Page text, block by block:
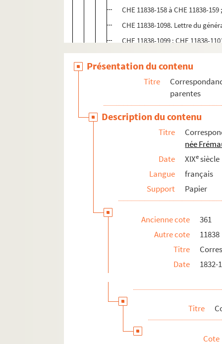
CHE 11838-158 à CHE 11838-
CHE 11838-1098. Lettre du
CHE 11838-1099 ; CHE 11838-
CHE 11838-1110 à CHE 11838-
CHE 11838-1113 à CHE 11838-
CHE 11838-1119. Lettre du
CHE 11838-1120 à CHE
CHE 11838-1124 à CHE
CHE 11838-1126. Lettre de
CHE 11838-1127. Lettre de
CHE 11838-1133. Lettre
CHE 11838-44 ; CHE 11838-
CHE 11838-100. Envoi de 5
CHE 11838-1157. Lettre de
CHE 11838-89 ; CHE 11838-
CHE 11823-7 E ; CHE 11823-16
Présentation du contenu
Titre
parentes
Description du contenu
Titre
née
Date
XIXesiècle
Langue
français
Support
Papier
Ancienne cote
361
Autre cote
11838
Titre
Date
1832-
Titre
Cote